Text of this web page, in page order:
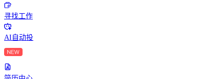
寻找工作
AI自动投